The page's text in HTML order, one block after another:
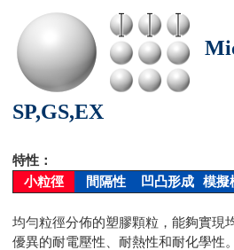
SP,GS,EX
特性：
小粒徑
間隔性 凹凸形成 模擬
均勻粒徑分佈的塑膠顆粒，能夠實現
優異的耐電壓性、耐熱性和耐化學性。